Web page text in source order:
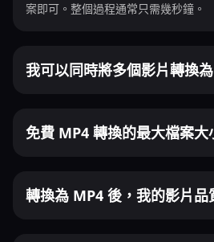
案即可。整個過程通常只需幾秒鐘。
我可以同時將多個影片轉換
免費 MP4 轉換的最大檔案大
轉換為 MP4 後，我的影片品